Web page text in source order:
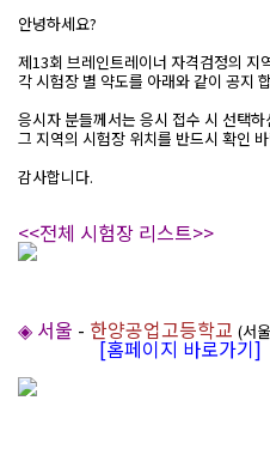
안녕하세요?
제13회 브레인트레이너 자격검정의 지
각 시험장 별 약도를 아래와 같이 공지
응시자 분들께서는 응시 접수 시 선택
그 지역의 시험장 위치를 반드시 확인
감사합니다.
<<전체 시험장 리스트>>
◈ 서울 - 한양공업고등학교 (서
[홈페이지 바로가기]